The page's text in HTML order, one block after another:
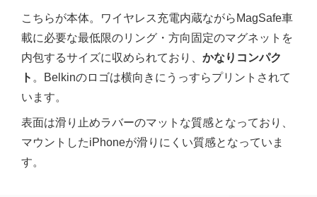
こちらが本体。ワイヤレス充電内蔵ながらMagSafe車
載に必要な最低限のリング・方向固定のマグネットを
内包するサイズに収められており、 かなりコンパク
ト 。Belkinのロゴは横向きにうっすらプリントされて
います。
表面は滑り止めラバーのマットな質感となっており、
マウントしたiPhoneが滑りにくい質感となっていま
す。